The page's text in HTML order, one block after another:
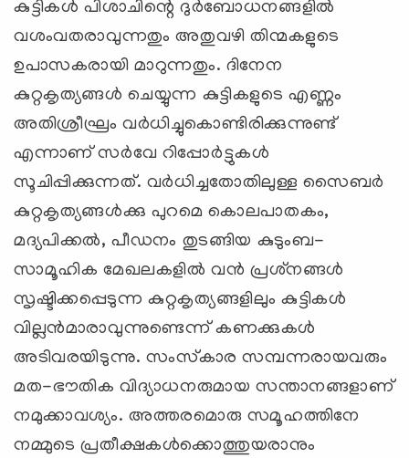
കുട്ടികള്‍ പിശാചിന്റെ ദുര്‍ബോധനങ്ങളില്‍
വശംവതരാവുന്നതും അതുവഴി തിന്മകളുടെ
ഉപാസകരായി മാറുന്നതും. ദിനേന
കുറ്റകൃത്യങ്ങള്‍ ചെയ്യുന്ന കുട്ടികളുടെ എണ്ണം
അതിശ്രീഘ്രം വര്‍ധിച്ചുകൊണ്ടിരിക്കുന്നുണ്ട്
എന്നാണ് സര്‍വേ റിപ്പോര്‍ട്ടുകള്‍
സൂചിപ്പിക്കുന്നത്. വര്‍ധിച്ചതോതിലുള്ള സൈബര്‍
കുറ്റകൃത്യങ്ങള്‍ക്കു പുറമെ കൊലപാതകം,
മദ്യപിക്കല്‍, പീഡനം തുടങ്ങിയ കുടുംബ-
സാമൂഹിക മേഖലകളില്‍ വന്‍ പ്രശ്‌നങ്ങള്‍
സൃഷ്ടിക്കപ്പെടുന്ന കുറ്റകൃത്യങ്ങളിലും കുട്ടികള്‍
വില്ലന്‍മാരാവുന്നുണ്ടെന്ന് കണക്കുകള്‍
അടിവരയിടുന്നു. സംസ്‌കാര സമ്പന്നരായവരും
മത-ഭൗതിക വിദ്യാധനരുമായ സന്താനങ്ങളാണ്
നമുക്കാവശ്യം. അത്തരമൊരു സമൂഹത്തിനേ
നമ്മുടെ പ്രതീക്ഷകള്‍ക്കൊത്തുയരാനും